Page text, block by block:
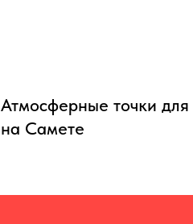
Атмосферные точки
на Самете